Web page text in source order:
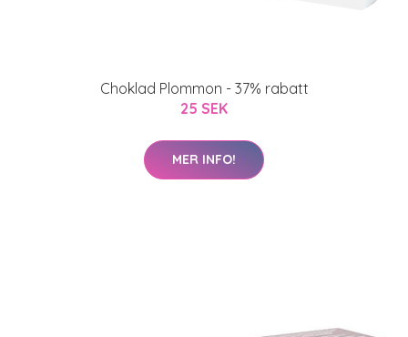
Choklad Plommon - 37% rabatt
25 SEK
MER INFO!